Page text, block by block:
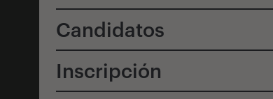
Candidatos
Inscripción